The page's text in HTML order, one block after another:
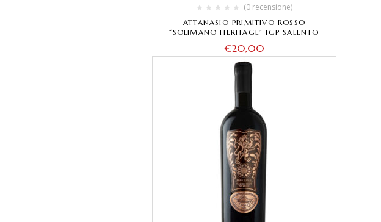
(0 recensione)
ATTANASIO PRIMITIVO ROSSO
“SOLIMANO HERITAGE” IGP SALENTO
€20,00